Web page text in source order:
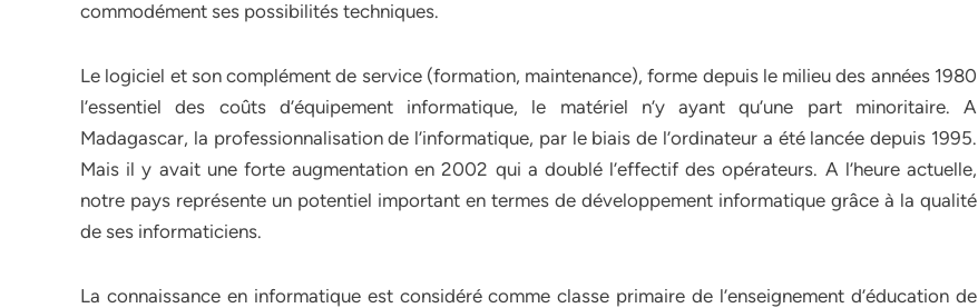
commodément ses possibilités techniques.
Le logiciel et son complément de service (formation, maintenance), forme depuis le milieu des années 1980
l’essentiel des coûts d’équipement informatique, le matériel n’y ayant qu’une part minoritaire. A
Madagascar, la professionnalisation de l’informatique, par le biais de l’ordinateur a été lancée depuis 1995.
Mais il y avait une forte augmentation en 2002 qui a doublé l’effectif des opérateurs. A l’heure actuelle,
notre pays représente un potentiel important en termes de développement informatique grâce à la qualité
de ses informaticiens.
La connaissance en informatique est considéré comme classe primaire de l’enseignement d’éducation de